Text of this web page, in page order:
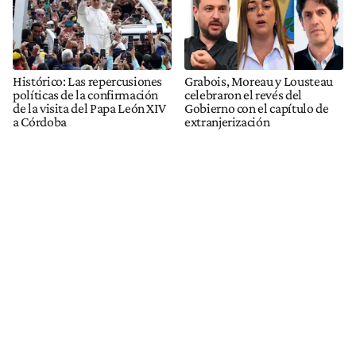
Histórico: Las repercusiones
políticas de la confirmación
de la visita del Papa León XIV
a Córdoba
Grabois, Moreau y Lousteau
celebraron el revés del
Gobierno con el capítulo de
extranjerización